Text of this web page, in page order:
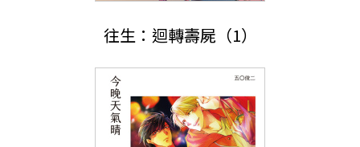
往生：迴轉壽屍（1）